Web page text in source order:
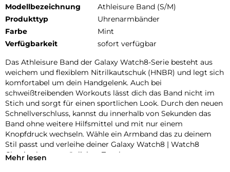
Modellbezeichnung
Athleisure Band (S/M)
Produkttyp
Uhrenarmbänder
Farbe
Mint
Verfügbarkeit
sofort verfügbar
Das Athleisure Band der Galaxy Watch8-Serie besteht aus
weichem und flexiblem Nitrilkautschuk (HNBR) und legt sich
komfortabel um dein Handgelenk. Auch bei
schweißtreibenden Workouts lässt dich das Band nicht im
Stich und sorgt für einen sportlichen Look. Durch den neuen
Schnellverschluss, kannst du innerhalb von Sekunden das
Band ohne weitere Hilfsmittel und mit nur einem
Knopfdruck wechseln. Wähle ein Armband das zu deinem
Stil passt und verleihe deiner Galaxy Watch8 | Watch8
Classic einen persönlichen Touch.
Mehr lesen